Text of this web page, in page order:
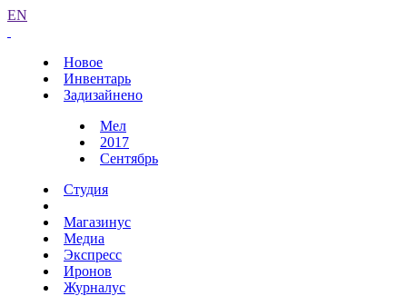
EN
Новое
Инвентарь
Задизайнено
Мел
2017
Сентябрь
Студия
Магазинус
Медиа
Экспресс
Иронов
Журналус